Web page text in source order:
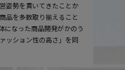
姿勢を貫いてきたことか
品を多数取り揃えること
になった商品開発がかのう
ッション性の高さ」を同